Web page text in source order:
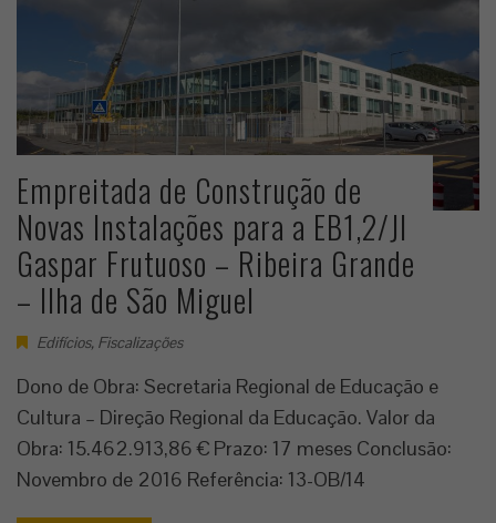
Empreitada de Construção de
Novas Instalações para a EB1,2/JI
Gaspar Frutuoso – Ribeira Grande
– Ilha de São Miguel
Edifícios, Fiscalizações
Dono de Obra: Secretaria Regional de Educação e
Cultura – Direção Regional da Educação. Valor da
Obra: 15.462.913,86 € Prazo: 17 meses Conclusão:
Novembro de 2016 Referência: 13-OB/14